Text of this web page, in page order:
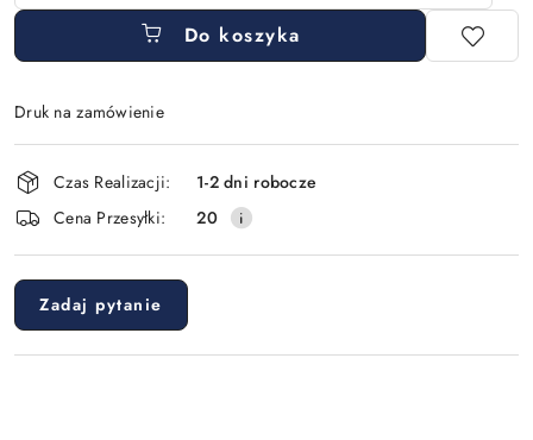
Do koszyka
Druk na zamówienie
Dostępność
i
dostawa
Czas Realizacji:
1-2 dni robocze
Cena Przesyłki:
20
Zadaj pytanie